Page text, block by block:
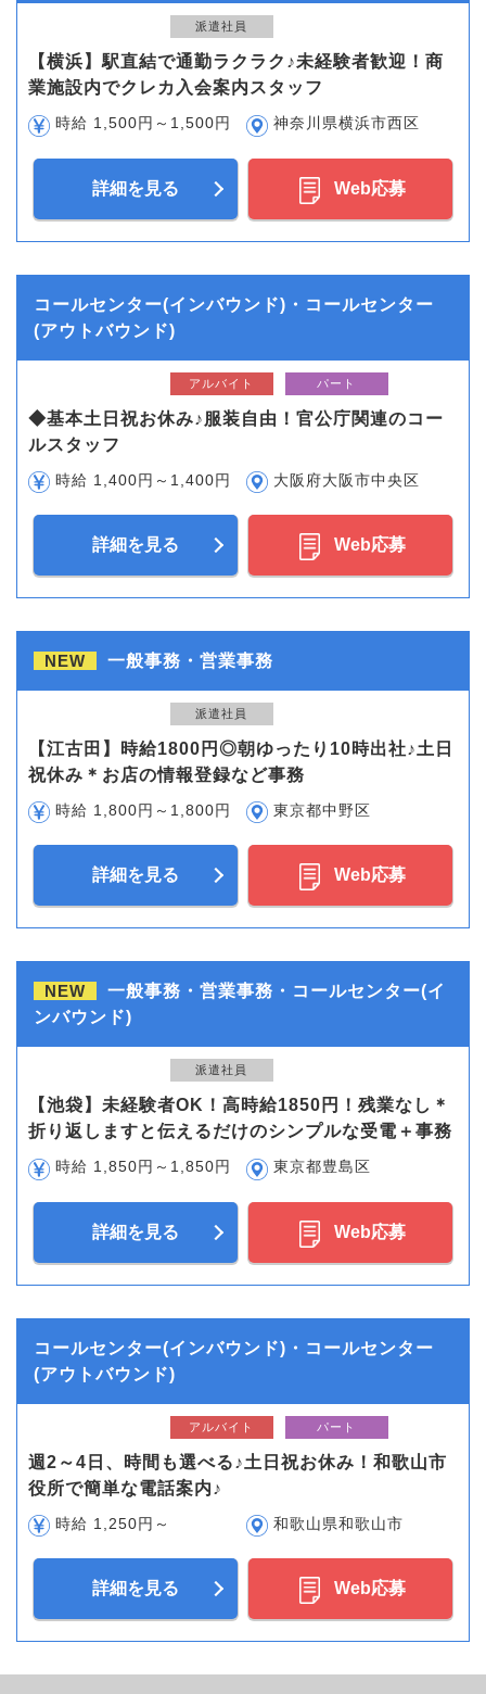
派遣社員
【横浜】駅直結で通勤ラクラク♪未経験者歓迎！商
業施設内でクレカ入会案内スタッフ
時給 1,500円～1,500円 神奈川県横浜市西区
詳細を見る Web応募
コールセンター(インバウンド)・コールセンター
(アウトバウンド)
アルバイト パート
◆基本土日祝お休み♪服装自由！官公庁関連のコー
ルスタッフ
時給 1,400円～1,400円 大阪府大阪市中央区
詳細を見る Web応募
NEW 一般事務・営業事務
派遣社員
【江古田】時給1800円◎朝ゆったり10時出社♪土日
祝休み＊お店の情報登録など事務
時給 1,800円～1,800円 東京都中野区
詳細を見る Web応募
NEW
一般事務・営業事務・コールセンター(イ
ンバウンド)
派遣社員
【池袋】未経験者OK！高時給1850円！残業なし＊
折り返しますと伝えるだけのシンプルな受電＋事務
時給 1,850円～1,850円 東京都豊島区
詳細を見る Web応募
コールセンター(インバウンド)・コールセンター
(アウトバウンド)
アルバイト パート
週2～4日、時間も選べる♪土日祝お休み！和歌山市
役所で簡単な電話案内♪
時給 1,250円～ 和歌山県和歌山市
詳細を見る Web応募